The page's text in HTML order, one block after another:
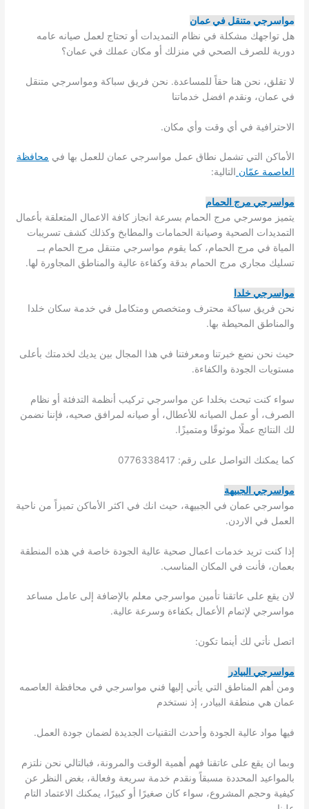
مواسرجي متنقل في عمان
هل تواجهك مشكلة في نظام التمديدات أو تحتاج لعمل صيانه عامه
دورية للصرف الصحي في منزلك أو مكان عملك في عمان؟
لا تقلق، نحن هنا حقاً للمساعدة. نحن فريق سباكة ومواسرجي متنقل
في عمان، ونقدم افضل خدماتنا
الاحترافية في أي وقت وأي مكان.
الأماكن التي تشمل نطاق عمل مواسرجي عمان للعمل بها في محافظة
العاصمة عمّان التالية:
مواسرجي مرج الحمام
يتميز موسرجي مرج الحمام بسرعة انجاز كافة الاعمال المتعلقة بأعمال
التمديدات الصحية وصيانة الحمامات والمطابخ وكذلك كشف تسريبات
المياة في مرج الحمام، كما يقوم مواسرجي متنقل مرج الحمام بــ
تسليك مجاري مرج الحمام بدقة وكفاءة عالية والمناطق المجاورة لها.
مواسرجي خلدا
نحن فريق سباكة محترف ومتخصص ومتكامل في خدمة سكان خلدا
والمناطق المحيطة بها.
حيث نحن نضع خبرتنا ومعرفتنا في هذا المجال بين يديك لخدمتك بأعلى
مستويات الجودة والكفاءة.
سواء كنت تبحث بخلدا عن مواسرجي تركيب أنظمة التدفئة أو نظام
الصرف، أو عمل الصيانه للأعطال، أو صيانه لمرافق صحيه، فإننا نضمن
لك النتائج عملًا موثوقًا ومتميزًا.
كما يمكنك التواصل على رقم: 0776338417
مواسرجي الجبيهة
مواسرجي عمان في الجبيهة، حيث انك في اكثر الأماكن تميزاً من ناحية
العمل في الاردن.
إذا كنت تريد خدمات اعمال صحية عالية الجودة خاصة في هذه المنطقة
بعمان، فأنت في المكان المناسب.
لان يقع على عاتقنا تأمين مواسرجي معلم بالإضافة إلى عامل مساعد
مواسرجي لإتمام الأعمال بكفاءة وسرعة عالية.
اتصل نأتي لك أينما تكون:
مواسرجي البيادر
ومن أهم المناطق التي يأتي إليها فني مواسرجي في محافظة العاصمه
عمان هي منطقة البيادر، إذ نستخدم
فيها مواد عالية الجودة وأحدث التقنيات الجديدة لضمان جودة العمل.
وبما ان يقع على عاتقنا فهم أهمية الوقت والمرونة، فبالتالي نحن نلتزم
بالمواعيد المحددة مسبقاً ونقدم خدمة سريعة وفعالة، بغض النظر عن
كيفية وحجم المشروع، سواء كان صغيرًا أو كبيرًا، يمكنك الاعتماد التام